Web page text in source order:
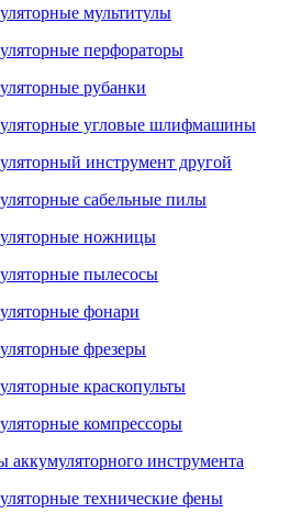
мультитулы
перфораторы
рубанки
угловые шлифмашины
инструмент другой
сабельные пилы
ножницы
пылесосы
фонари
фрезеры
краскопульты
компрессоры
аккумуляторного инструмента
технические фены